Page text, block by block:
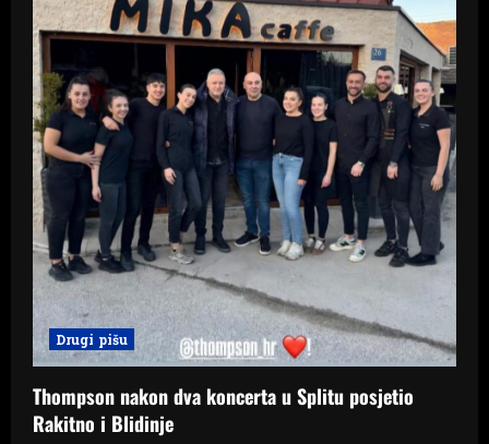
Drugi pišu
Thompson nakon dva koncerta u Splitu posjetio
Rakitno i Blidinje